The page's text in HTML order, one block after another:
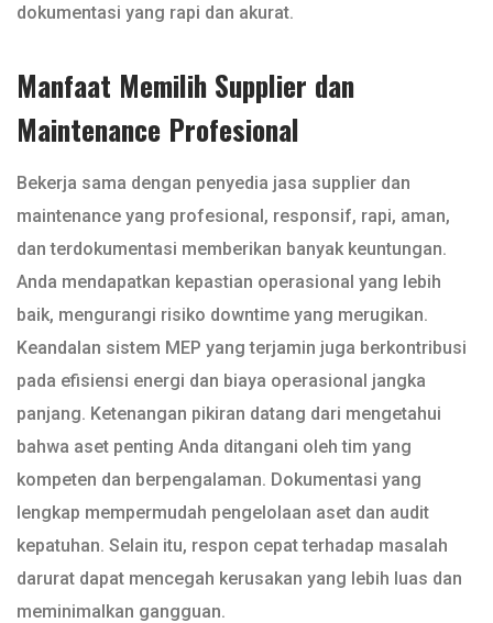
dokumentasi yang rapi dan akurat.
Manfaat Memilih Supplier dan
Maintenance Profesional
Bekerja sama dengan penyedia jasa supplier dan
maintenance yang profesional, responsif, rapi, aman,
dan terdokumentasi memberikan banyak keuntungan.
Anda mendapatkan kepastian operasional yang lebih
baik, mengurangi risiko downtime yang merugikan.
Keandalan sistem MEP yang terjamin juga berkontribusi
pada efisiensi energi dan biaya operasional jangka
panjang. Ketenangan pikiran datang dari mengetahui
bahwa aset penting Anda ditangani oleh tim yang
kompeten dan berpengalaman. Dokumentasi yang
lengkap mempermudah pengelolaan aset dan audit
kepatuhan. Selain itu, respon cepat terhadap masalah
darurat dapat mencegah kerusakan yang lebih luas dan
meminimalkan gangguan.